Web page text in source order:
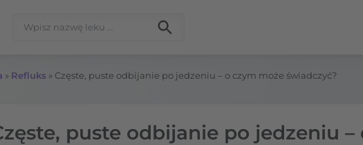
» Refluks » Częste, puste odbijanie po jedzeniu – o czym może świadczyć?
puste odbijanie po jedzeniu